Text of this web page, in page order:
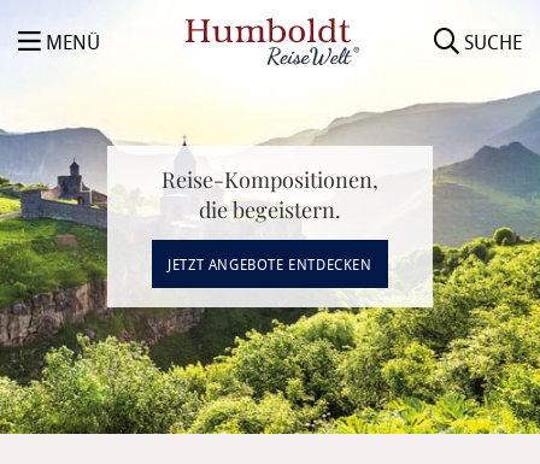
MENÜ SUCHE
Reise-Kompositionen,
die begeistern.
JETZT ANGEBOTE ENTDECKEN